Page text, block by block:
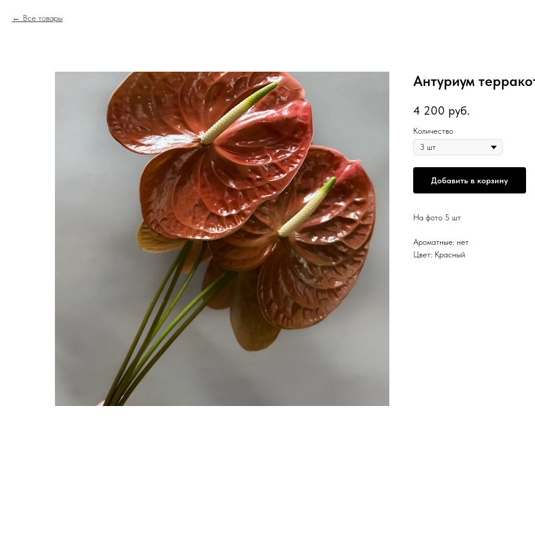
Все товары
Антуриум
4 200 руб.
Количество
Добавить в корзину
На фото 5 шт
Ароматные: нет
Цвет: Красный